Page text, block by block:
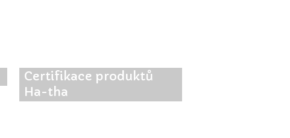
Certifikace produktů
Ha-tha